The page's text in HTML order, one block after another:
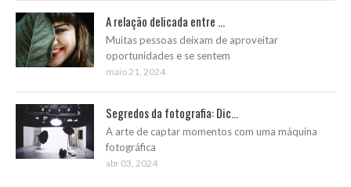
A relação delicada entre ...
Muitas pessoas deixam de aproveitar
oportunidades e se sentem
maio 21, 2024
Segredos da fotografia: Dic...
A arte de captar momentos com uma máquina
fotográfica
abr 03, 2024